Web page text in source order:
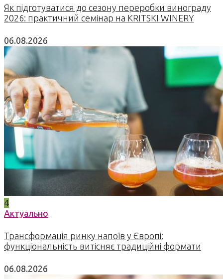
Як підготуватися до сезону переробки винограду
2026: практичний семінар на KRITSKI WINERY
06.08.2026
4
Актуально
Трансформація ринку напоїв у Європі:
функціональність витісняє традиційні формати
06.08.2026